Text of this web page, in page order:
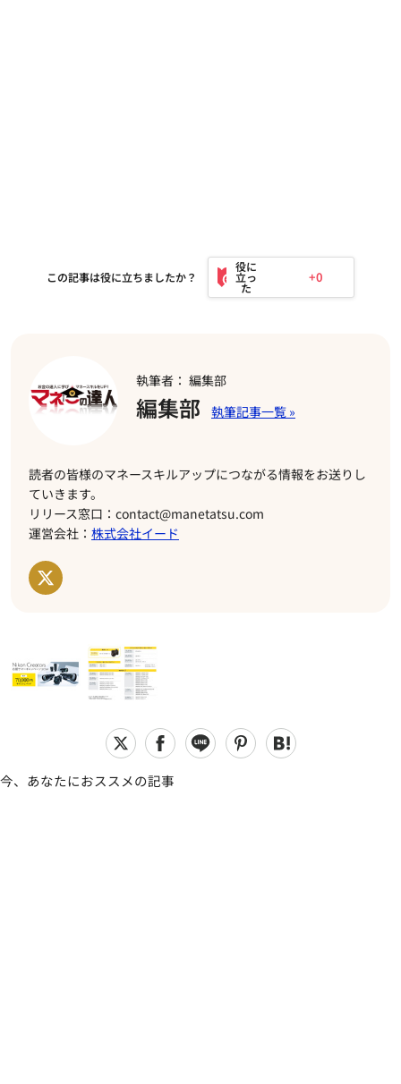
この記事は役に立ちましたか？ +0
執筆者： 編集部
編集部
読者の皆様のマネースキルアップにつながる情報をお送りし
ていきます。
リリース窓口：contact@manetatsu.com
運営会社： 株式会社イード
今、あなたにおススメの記事